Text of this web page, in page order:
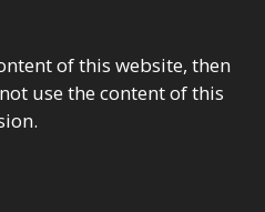
of this website, then
use the content of this